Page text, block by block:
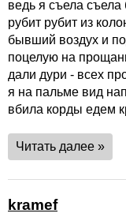
ведь я съела съела
рубит рубит из
бывший воздух и
поцелую на
дали дури - всех
я на пальме вид
вбила корды едем
Читать далее »
kramef